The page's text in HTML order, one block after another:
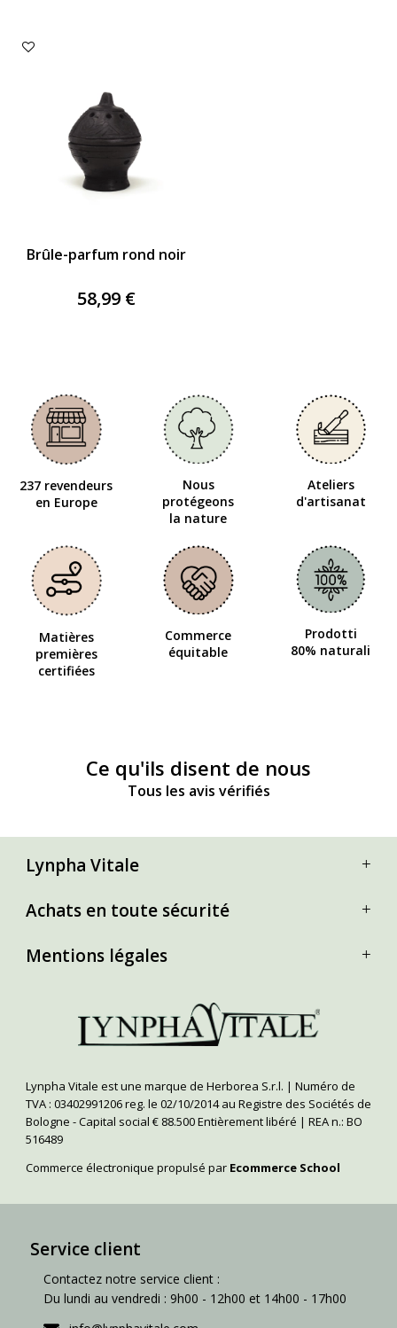
Brûle-parfum rond noir
58,99 €
237 revendeurs
en Europe
Nous
protégeons
la nature
Ateliers
d'artisanat
Matières
premières
certifiées
Commerce
équitable
Prodotti
80% naturali
Ce qu'ils disent de nous
Tous les avis vérifiés
Lynpha Vitale
Achats en toute sécurité
Mentions légales
Lynpha Vitale est une marque de Herborea S.r.l. | Numéro de
TVA : 03402991206 reg. le 02/10/2014 au Registre des Sociétés de
Bologne - Capital social € 88.500 Entièrement libéré | REA n.: BO
516489
Commerce électronique propulsé par Ecommerce School
Service client
Contactez notre service client :
Du lundi au vendredi : 9h00 - 12h00 et 14h00 - 17h00